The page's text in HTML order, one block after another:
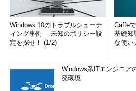
Windows 10のトラブルシューテ
ィング事例──未知のポリシー設
定を探せ！ (1/2)
Caffe
基礎知
な使い
Windows系ITエンジニア
発環境